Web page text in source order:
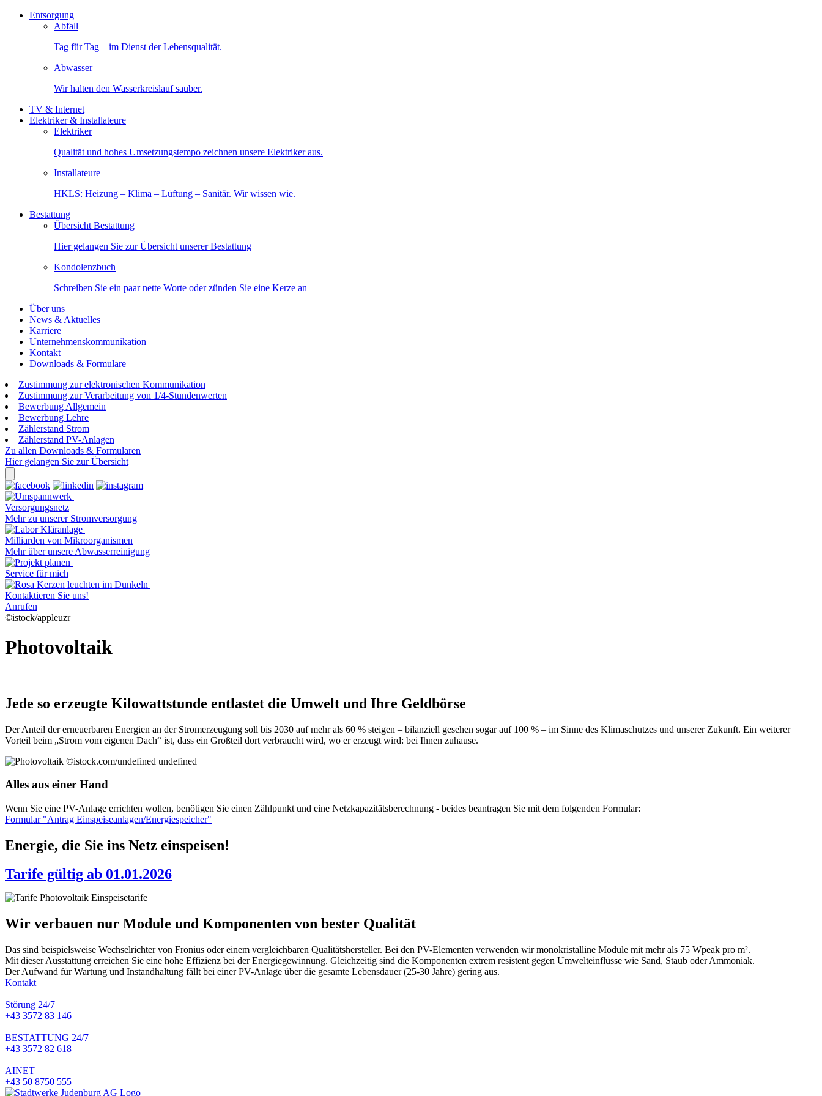
Entsorgung
Abfall
Tag für Tag – im Dienst der Lebensqualität.
Abwasser
Wir halten den Wasserkreislauf sauber.
TV & Internet
Elektriker & Installateure
Elektriker
Qualität und hohes Umsetzungstempo zeichnen unsere Elektriker aus.
Installateure
HKLS: Heizung – Klima – Lüftung – Sanitär. Wir wissen wie.
Bestattung
Übersicht Bestattung
Hier gelangen Sie zur Übersicht unserer Bestattung
Kondolenzbuch
Schreiben Sie ein paar nette Worte oder zünden Sie eine Kerze an
Über uns
News & Aktuelles
Karriere
Unternehmenskommunikation
Kontakt
Downloads & Formulare
Zustimmung zur elektronischen Kommunikation
Zustimmung zur Verarbeitung von 1/4-Stundenwerten
Bewerbung Allgemein
Bewerbung Lehre
Zählerstand Strom
Zählerstand PV-Anlagen
Zu allen Downloads & Formularen
Hier gelangen Sie zur Übersicht
Versorgungsnetz
Mehr zu unserer Stromversorgung
Milliarden von Mikroorganismen
Mehr über unsere Abwasserreinigung
Service für mich
Kontaktieren Sie uns!
Anrufen
©istock/appleuzr
Photovoltaik
Jede so erzeugte Kilowattstunde entlastet die Umwelt und Ihre Geldbörse
Der Anteil der erneuerbaren Energien an der Stromerzeugung soll bis 2030 auf mehr als 60 % steigen – bilanziell gesehen sogar auf 100 % – im Sinne des Klimaschutzes und unserer Zukunft. Ein weiterer
Vorteil beim „Strom vom eigenen Dach“ ist, dass ein Großteil dort verbraucht wird, wo er erzeugt wird: bei Ihnen zuhause.
©istock.com/undefined undefined
Alles aus einer Hand
Wenn Sie eine PV-Anlage errichten wollen, benötigen Sie einen Zählpunkt und eine Netzkapazitätsberechnung - beides beantragen Sie mit dem folgenden Formular:
Formular "Antrag Einspeiseanlagen/Energiespeicher"
Energie, die Sie ins Netz einspeisen!
Tarife gültig ab 01.01.2026
Wir verbauen nur Module und Komponenten von bester Qualität
Das sind beispielsweise Wechselrichter von Fronius oder einem vergleichbaren Qualitätshersteller. Bei den PV-Elementen verwenden wir monokristalline Module mit mehr als 75 Wpeak pro m².
Mit dieser Ausstattung erreichen Sie eine hohe Effizienz bei der Energiegewinnung. Gleichzeitig sind die Komponenten extrem resistent gegen Umwelteinflüsse wie Sand, Staub oder Ammoniak.
Der Aufwand für Wartung und Instandhaltung fällt bei einer PV-Anlage über die gesamte Lebensdauer (25-30 Jahre) gering aus.
Kontakt
Störung 24/7
+43 3572 83 146
BESTATTUNG 24/7
+43 3572 82 618
AINET
+43 50 8750 555